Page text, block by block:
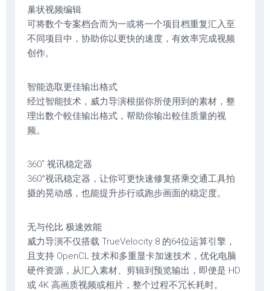
巢状视频编辑
可将数个专案档合而为一或将一个项目档重复汇入至
不同项目中，协助你以更快的速度，有效率完成视频
创作。
智能选取更佳输出格式
经过智能技术，威力导演根据你所使用到的素材，整
理出数个較佳输出格式，帮助你输出較佳质量的视
频。
360˚ 视讯稳定器
360°视讯稳定器，让你可更快速修复搭乘交通工具拍
摄的晃动感，也能提升步行或跑步画面的稳定度。
无与伦比 极速效能
威力导演不仅搭载 TrueVelocity 8 的64位运算引擎，
且支持 OpenCL 技术和多重显卡加速技术，优化电脑
硬件资源，从汇入素材、剪辑到预览输出，即便是 HD
或 4K 高画质视频或相片，整个过程不冗长耗时。